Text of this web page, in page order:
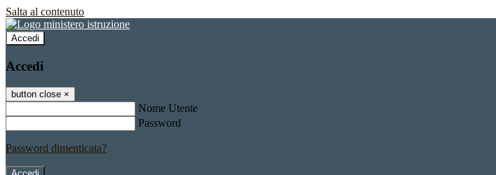
Salta al contenuto
Accedi
Accedi
button close ×
Nome Utente
Password
Password dimenticata?